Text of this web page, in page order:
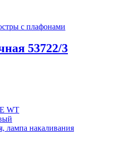
с плафонами
53722/3
WT
лампа накаливания